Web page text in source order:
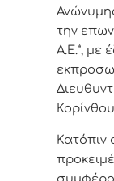
την
Α.Ε.”, με
Κατόπιν
π